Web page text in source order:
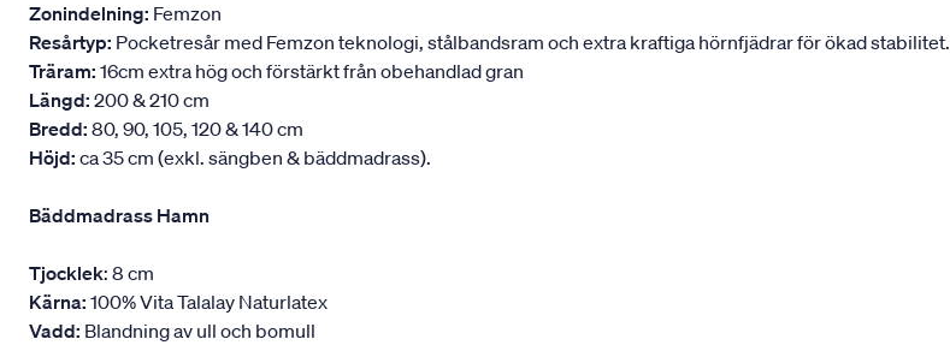
Zonindelning: Femzon
Resårtyp: Pocketresår med Femzon teknologi, stålbandsram och extra kraftiga hörnfjädrar för ökad stabilitet.
Träram: 16cm extra hög och förstärkt från obehandlad gran
Längd: 200 & 210 cm
Bredd: 80, 90, 105, 120 & 140 cm
Höjd: ca 35 cm (exkl. sängben & bäddmadrass).
Bäddmadrass Hamn
Tjocklek: 8 cm
Kärna: 100% Vita Talalay Naturlatex
Vadd: Blandning av ull och bomull